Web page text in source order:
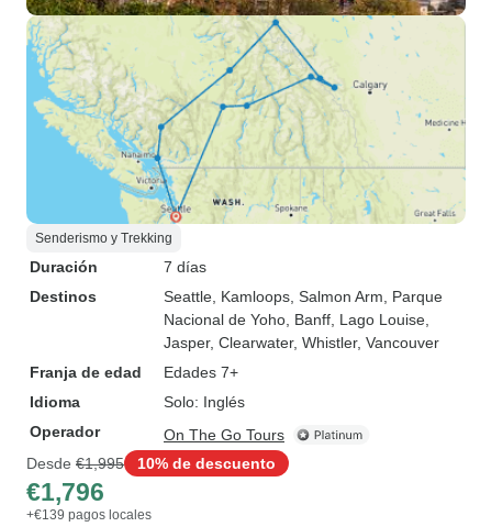
Senderismo y Trekking
Duración
7 días
Destinos
Seattle , Kamloops , Salmon Arm , Parque
Nacional de Yoho , Banff , Lago Louise
Jasper, Clearwater, Whistler, Vancouver
Franja de edad
Edades 7+
Idioma
Solo: Inglés
Operador
On The Go Tours
Desde €1,995 10% de descuento
€1,796
+€139 pagos locales